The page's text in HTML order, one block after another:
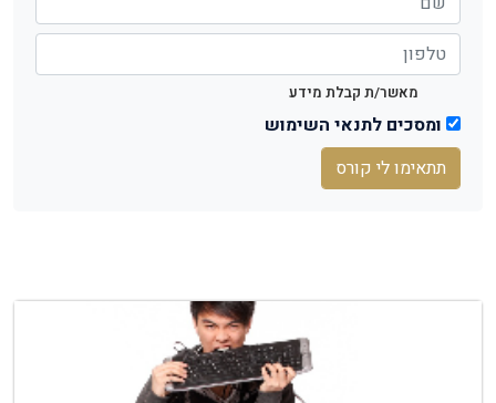
מאשר/ת קבלת מידע
ומסכים לתנאי השימוש
תתאימו לי קורס